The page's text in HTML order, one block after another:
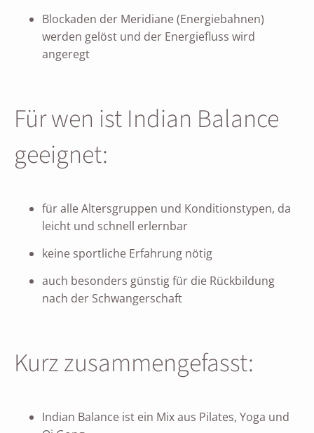
Blockaden der Meridiane (Energiebahnen)
werden gelöst und der Energiefluss wird
angeregt
Für wen ist Indian Balance
geeignet:
für alle Altersgruppen und Konditionstypen, da
leicht und schnell erlernbar
keine sportliche Erfahrung nötig
auch besonders günstig für die Rückbildung
nach der Schwangerschaft
Kurz zusammengefasst:
Indian Balance ist ein Mix aus Pilates, Yoga und